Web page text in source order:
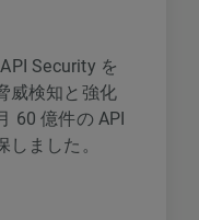
Security を
威検知と強化
60 億件の API
ました。